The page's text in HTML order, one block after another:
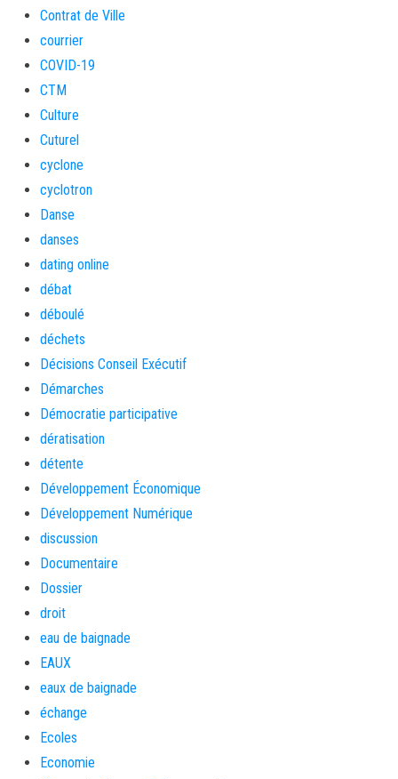
Contrat de Ville
courrier
COVID-19
CTM
Culture
Cuturel
cyclone
cyclotron
Danse
danses
dating online
débat
déboulé
déchets
Décisions Conseil Exécutif
Démarches
Démocratie participative
dératisation
détente
Développement Économique
Développement Numérique
discussion
Documentaire
Dossier
droit
eau de baignade
EAUX
eaux de baignade
échange
Ecoles
Economie